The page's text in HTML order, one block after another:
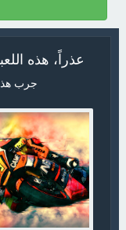
عذراً، هذه
جرب